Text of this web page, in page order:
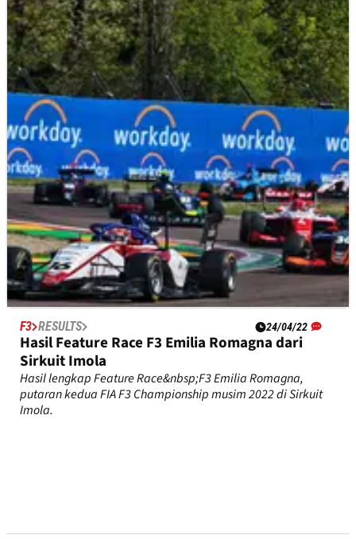
F3 RESULTS 20/05/22
Hasil Lengkap Kualifikasi F3 Spanyol dari
Barcelona
Hasil lengkap kualifikasi F3 Spanyol, putaran ketiga FIA F3
Championship 2022 di Barcelona.
F3 RESULTS 24/04/22
Hasil Feature Race F3 Emilia Romagna dari
Sirkuit Imola
Hasil lengkap Feature Race&nbsp;F3 Emilia Romagna,
putaran kedua FIA F3 Championship musim 2022 di Sirkuit
Imola.